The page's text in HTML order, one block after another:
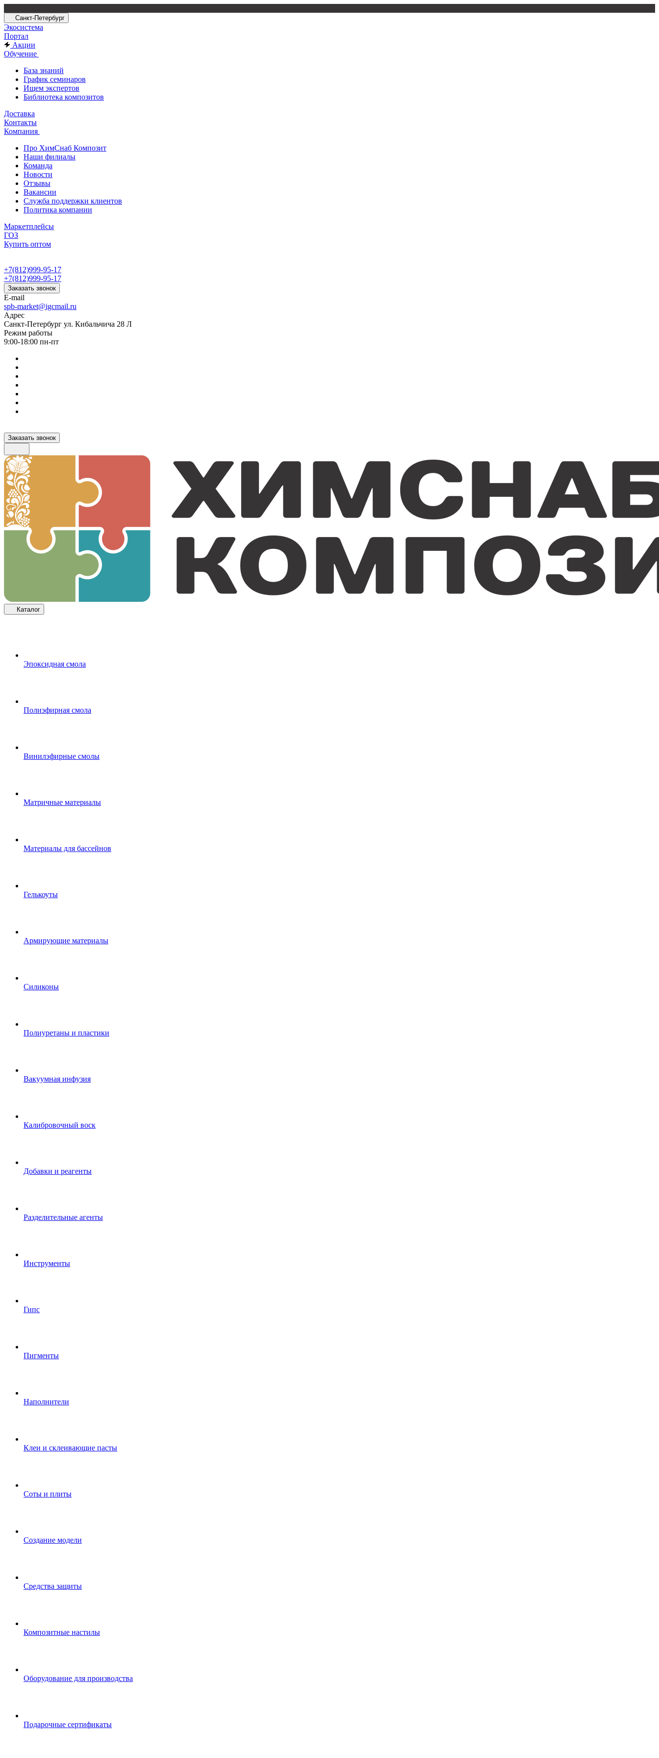
Санкт-Петербург
Экосистема
Портал
Акции
Обучение
База знаний
График семинаров
Ищем экспертов
Библиотека композитов
Доставка
Контакты
Компания
Про ХимСнаб Композит
Наши филиалы
Команда
Новости
Отзывы
Вакансии
Служба поддержки клиентов
Политика компании
Маркетплейсы
ГОЗ
Купить оптом
+7(812)999-95-17
+7(812)999-95-17
Заказать звонок
E-mail
spb-market@igcmail.ru
Адрес
Санкт-Петербург ул. Кибальчича 28 Л
Режим работы
9:00-18:00 пн-пт
Заказать звонок
Каталог
Эпоксидная смола
Полиэфирная смола
Винилэфирные смолы
Матричные материалы
Материалы для бассейнов
Гелькоуты
Армирующие материалы
Силиконы
Полиуретаны и пластики
Вакуумная инфузия
Калибровочный воск
Добавки и реагенты
Разделительные агенты
Инструменты
Гипс
Пигменты
Наполнители
Клеи и склеивающие пасты
Соты и плиты
Создание модели
Средства защиты
Композитные настилы
Оборудование для производства
Подарочные сертификаты